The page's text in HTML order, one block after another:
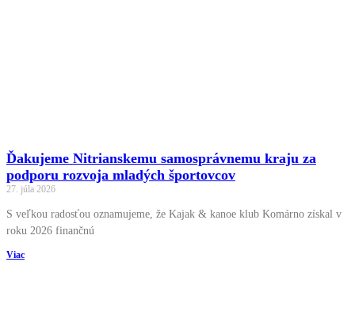
Ďakujeme Nitrianskemu samosprávnemu kraju za
podporu rozvoja mladých športovcov
27. júla 2026
S veľkou radosťou oznamujeme, že Kajak & kanoe klub Komárno získal v
roku 2026 finančnú
Viac